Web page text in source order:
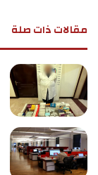
مقالات ذات صلة